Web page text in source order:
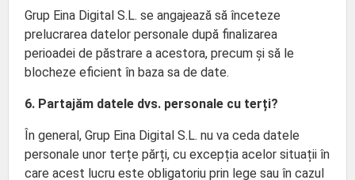
Grup Eina Digital S.L. se angajează să înceteze
prelucrarea datelor personale după finalizarea
perioadei de păstrare a acestora, precum și să le
blocheze eficient în baza sa de date.
6. Partajăm datele dvs. personale cu terți?
În general, Grup Eina Digital S.L. nu va ceda datele
personale unor terțe părți, cu excepția acelor situații în
care acest lucru este obligatoriu prin lege sau în cazul